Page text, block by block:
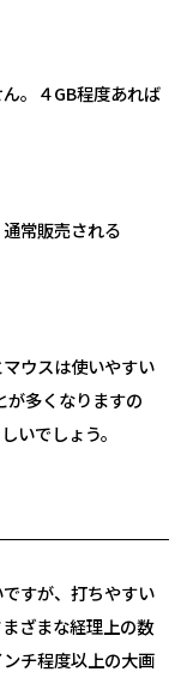
。４GB程度あれば
常販売される
ウスは使いやすい
が多くなりますの
いでしょう。
すが、打ちやすい
ざまな経理上の数
チ程度以上の大画